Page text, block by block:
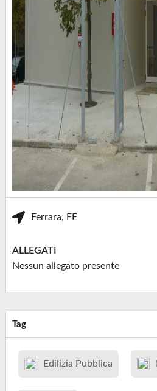
Ferrara, FE
ALLEGATI
Nessun allegato presente
Tag
Edilizia Pubblica